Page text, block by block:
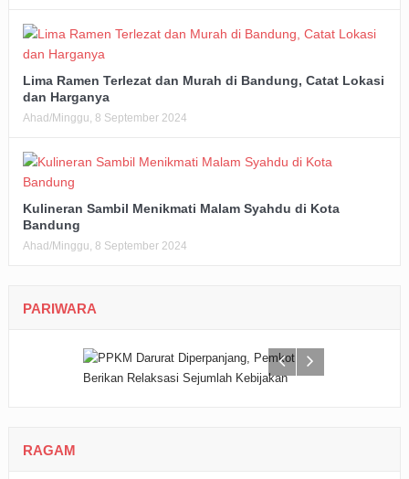
Lima Ramen Terlezat dan Murah di Bandung, Catat Lokasi
dan Harganya
Ahad/Minggu, 8 September 2024
Kulineran Sambil Menikmati Malam Syahdu di Kota
Bandung
Ahad/Minggu, 8 September 2024
PARIWARA
RAGAM